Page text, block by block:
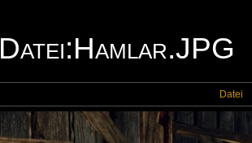
Datei:Hamlar.JPG
Datei